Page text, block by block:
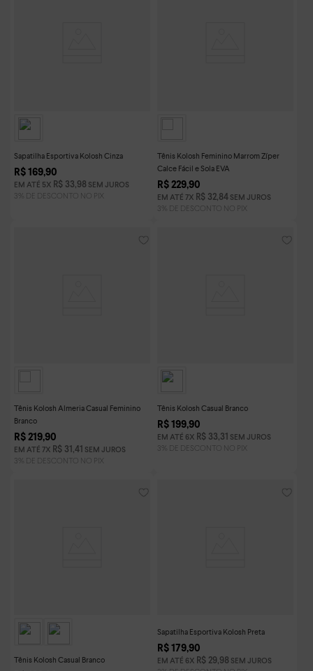
Sapatilha Esportiva Kolosh Cinza
R$ 169,90
EM ATÉ 5 X R$ 33,98 SEM JUROS
Tênis Kolosh Feminino Marrom Zíper
Calce Fácil e Sola EVA
R$ 229,90
EM ATÉ 7X R$ 32,84SEM JUROS
Tênis Kolosh Almeria Casual Feminino
Branco
R$ 219,90
EM ATÉ 7X R$ 31 ,41 SEM JUROS
Tênis Kolosh Casual Branco
R$ 199,90
EM ATÉ 6X R$ 33,31 SEM JUROS
Tênis Kolosh Casual Branco
Sapatilha Esportiva Kolosh Preta
R$ 179,90
EM ATÉ 6X R$ 29,98 SEM JUROS